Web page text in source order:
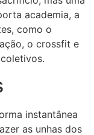
academia, a
como o
o crossfit e
instantânea
as unhas dos